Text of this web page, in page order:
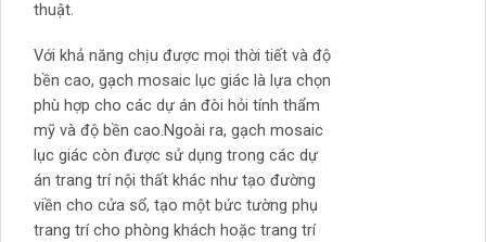
thuật.
Với khả năng chịu được mọi thời tiết và độ
bền cao, gạch mosaic lục giác là lựa chọn
phù hợp cho các dự án đòi hỏi tính thẩm
mỹ và độ bền cao.Ngoài ra, gạch mosaic
lục giác còn được sử dụng trong các dự
án trang trí nội thất khác như tạo đường
viền cho cửa sổ, tạo một bức tường phụ
trang trí cho phòng khách hoặc trang trí